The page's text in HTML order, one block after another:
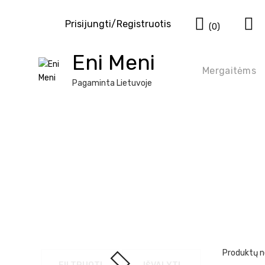
Eni Meni
Pagaminta Lietuvoje
Mergaitėms
Prisijungti/Registruotis (0)
Produktų